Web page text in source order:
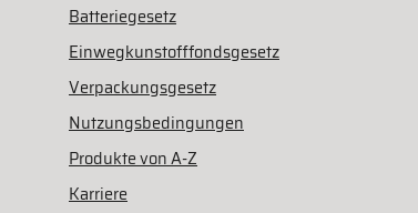
Batteriegesetz
Einwegkunstofffondsgesetz
Verpackungsgesetz
Nutzungsbedingungen
Produkte von A-Z
Karriere